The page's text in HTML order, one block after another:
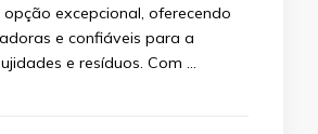
excepcional, oferecendo
e confiáveis para a
e resíduos. Com …